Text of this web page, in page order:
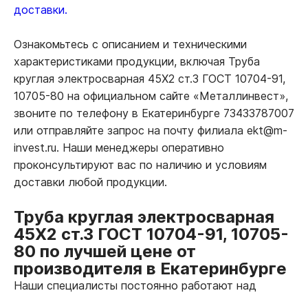
доставки.
Ознакомьтесь с описанием и техническими
характеристиками продукции, включая Труба
круглая электросварная 45Х2 ст.3 ГОСТ 10704-91,
10705-80 на официальном сайте «Металлинвест»,
звоните по телефону в Екатеринбурге 73433787007
или отправляйте запрос на почту филиала ekt@m-
invest.ru. Наши менеджеры оперативно
проконсультируют вас по наличию и условиям
доставки любой продукции.
Труба круглая электросварная
45Х2 ст.3 ГОСТ 10704-91, 10705-
80 по лучшей цене от
производителя в Екатеринбурге
Наши специалисты постоянно работают над